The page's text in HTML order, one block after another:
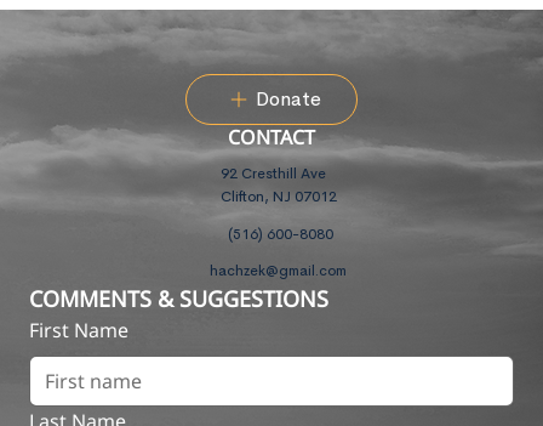
Donate
CONTACT
92 Cresthill Ave
Clifton, NJ 07012
(516) 600-8080
hachzek@gmail.com
COMMENTS & SUGGESTIONS
First Name